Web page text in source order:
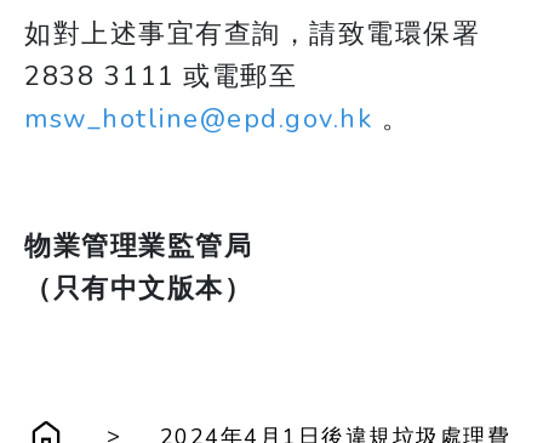
​​​​​​​如對上述事宜有查詢，請致電環保署
2838 3111 或電郵至
msw_hotline@epd.gov.hk 。
物業管理業監管局
（只有中文版本）
>
2024年4月1日後違規垃圾處理費